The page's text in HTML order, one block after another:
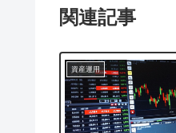
関連記事
資産運用